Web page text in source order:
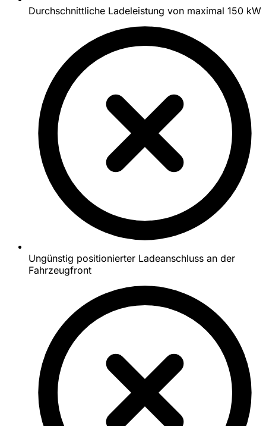
Durchschnittliche Ladeleistung von maximal 150 kW
Ungünstig positionierter Ladeanschluss an der
Fahrzeugfront